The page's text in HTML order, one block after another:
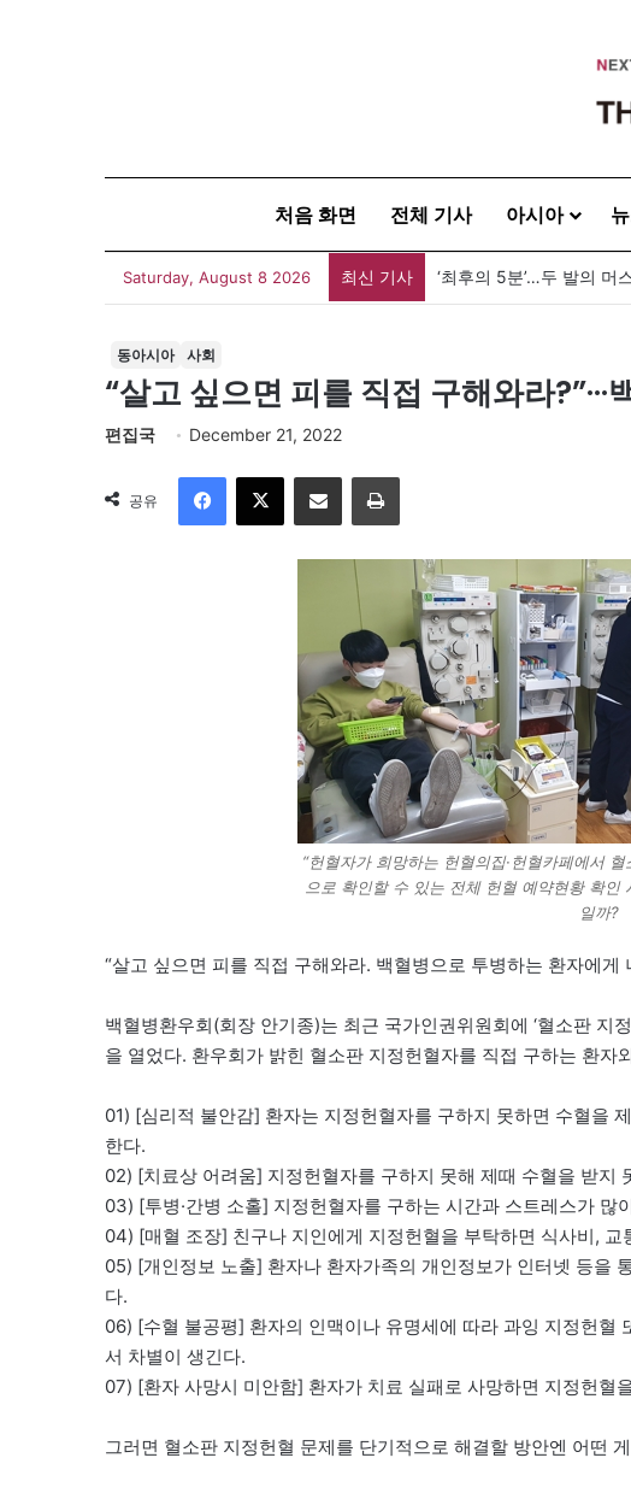
처음 화면 전체 기사 아시아
Saturday, August 8 2026 최신 기사 “차이가 창조하는 다양성
동아시아 사회
“살고 싶으면 피를 직접 구해와라?”···
편집국 December 21, 2022
공유
이메일
“헌혈자가 희망하는 헌혈의집·헌혈카페에서
으로 확인할 수 있는 전체 헌혈 예약현황 확
일까?
“살고 싶으면 피를 직접 구해와라. 백혈병으로 투병하는 환자에게
백혈병환우회(회장 안기종)는 최근 국가인권위원회에 ‘혈소판 지
을 열었다. 환우회가 밝힌 혈소판 지정헌혈자를 직접 구하는 환자
01) [심리적 불안감] 환자는 지정헌혈자를 구하지 못하면 수혈을
한다.
02) [치료상 어려움] 지정헌혈자를 구하지 못해 제때 수혈을 받지
03) [투병·간병 소홀] 지정헌혈자를 구하는 시간과 스트레스가
04) [매혈 조장] 친구나 지인에게 지정헌혈을 부탁하면 식사비,
05) [개인정보 노출] 환자나 환자가족의 개인정보가 인터넷 등을
다.
06) [수혈 불공평] 환자의 인맥이나 유명세에 따라 과잉 지정헌혈
서 차별이 생긴다.
07) [환자 사망시 미안함] 환자가 치료 실패로 사망하면 지정헌혈
그러면 혈소판 지정헌혈 문제를 단기적으로 해결할 방안엔 어떤